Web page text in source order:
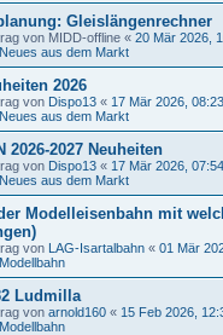
Gleislängenrechner
von MIDD-offline « 20 Mär 2026,
Neues aus dem Markt
2026
von Dispo13 « 17 Mär 2026, 08:23
Neues aus dem Markt
2026-2027 Neuheiten
von Dispo13 « 17 Mär 2026, 07:54
Neues aus dem Markt
Modelleisenbahn mit
von LAG-Isartalbahn « 01 Mär
Modellbahn
Ludmilla
von arnold160 « 15 Feb 2026,
Modellbahn